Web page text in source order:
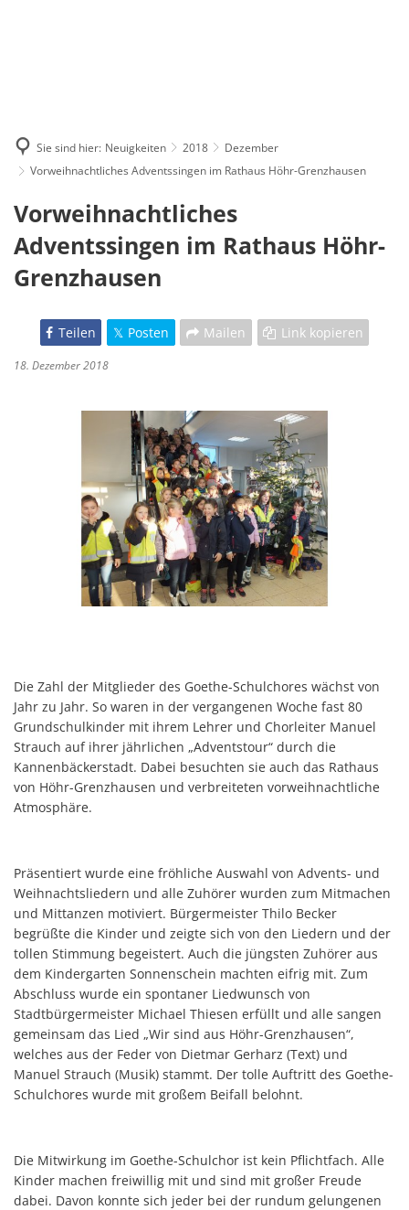
Sie sind hier: Neuigkeiten 2018
Dezember
Vorweihnachtliches Adventssingen im Rathaus Höhr-Grenzhausen
Vorweihnachtliches
Adventssingen im Rathaus Höhr-
Grenzhausen
Teilen Posten Mailen Link kopieren
18. Dezember 2018
Die Zahl der Mitglieder des Goethe-Schulchores wächst von
Jahr zu Jahr. So waren in der vergangenen Woche fast 80
Grundschulkinder mit ihrem Lehrer und Chorleiter Manuel
Strauch auf ihrer jährlichen „Adventstour“ durch die
Kannenbäckerstadt. Dabei besuchten sie auch das Rathaus
von Höhr-Grenzhausen und verbreiteten vorweihnachtliche
Atmosphäre.
Präsentiert wurde eine fröhliche Auswahl von Advents- und
Weihnachtsliedern und alle Zuhörer wurden zum Mitmachen
und Mittanzen motiviert. Bürgermeister Thilo Becker
begrüßte die Kinder und zeigte sich von den Liedern und der
tollen Stimmung begeistert. Auch die jüngsten Zuhörer aus
dem Kindergarten Sonnenschein machten eifrig mit. Zum
Abschluss wurde ein spontaner Liedwunsch von
Stadtbürgermeister Michael Thiesen erfüllt und alle sangen
gemeinsam das Lied „Wir sind aus Höhr-Grenzhausen“,
welches aus der Feder von Dietmar Gerharz (Text) und
Manuel Strauch (Musik) stammt. Der tolle Auftritt des Goethe-
Schulchores wurde mit großem Beifall belohnt.
Die Mitwirkung im Goethe-Schulchor ist kein Pflichtfach. Alle
Kinder machen freiwillig mit und sind mit großer Freude
dabei. Davon konnte sich jeder bei der rundum gelungenen